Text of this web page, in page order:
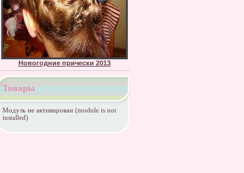
Новогодние прически 2013
Товары
Модуль не активирован (module is not
installed)